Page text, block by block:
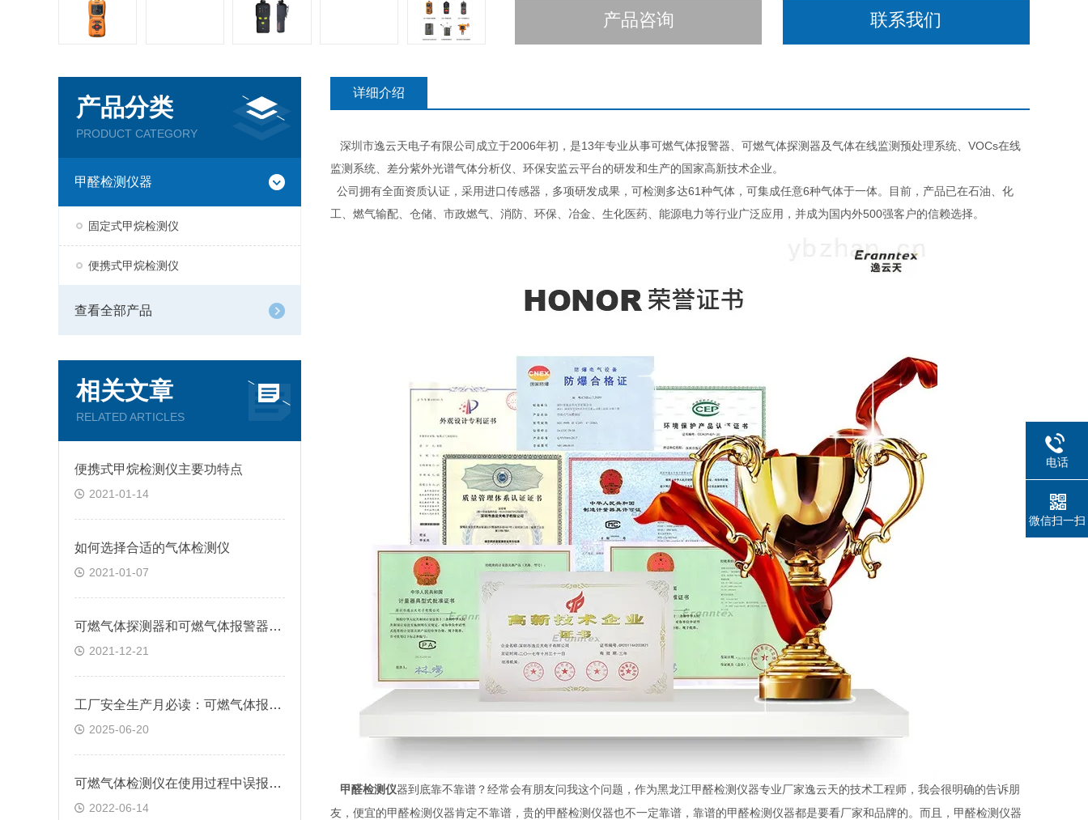
产品咨询 联系我们
产品分类
PRODUCT CATEGORY
甲醛检测仪器
固定式甲烷检测仪
便携式甲烷检测仪
查看全部产品
相关文章
RELATED ARTICLES
便携式甲烷检测仪主要功特点
2021-01-14
如何选择合适的气体检测仪
2021-01-07
可燃气体探测器和可燃气体报警器有什么区别?
2021-12-21
工厂安全生产月必读：可燃气体报警器怎样筑牢三大安全防线？
2025-06-20
可燃气体检测仪在使用过程中误报的原因
2022-06-14
详细介绍
深圳市逸云天电子有限公司成立于2006年初，是13年专业从事可燃气体报警器、可燃气体探测器及气体在线监测预处理系统、VOCs在线
监测系统、差分紫外光谱气体分析仪、环保安监云平台的研发和生产的国家高新技术企业。
公司拥有全面资质认证，采用进口传感器，多项研发成果，可检测多达61种气体，可集成任意6种气体于一体。目前，产品已在石油、化
工、燃气输配、仓储、市政燃气、消防、环保、冶金、生化医药、能源电力等行业广泛应用，并成为国内外500强客户的信赖选择。
甲醛检测仪器到底靠不靠谱？经常会有朋友问我这个问题，作为黑龙江甲醛检测仪器专业厂家逸云天的技术工程师，我会很明确的告诉朋
友，便宜的甲醛检测仪器肯定不靠谱，贵的甲醛检测仪器也不一定靠谱，靠谱的甲醛检测仪器都是要看厂家和品牌的。而且，甲醛检测仪器
电话
微信扫一扫